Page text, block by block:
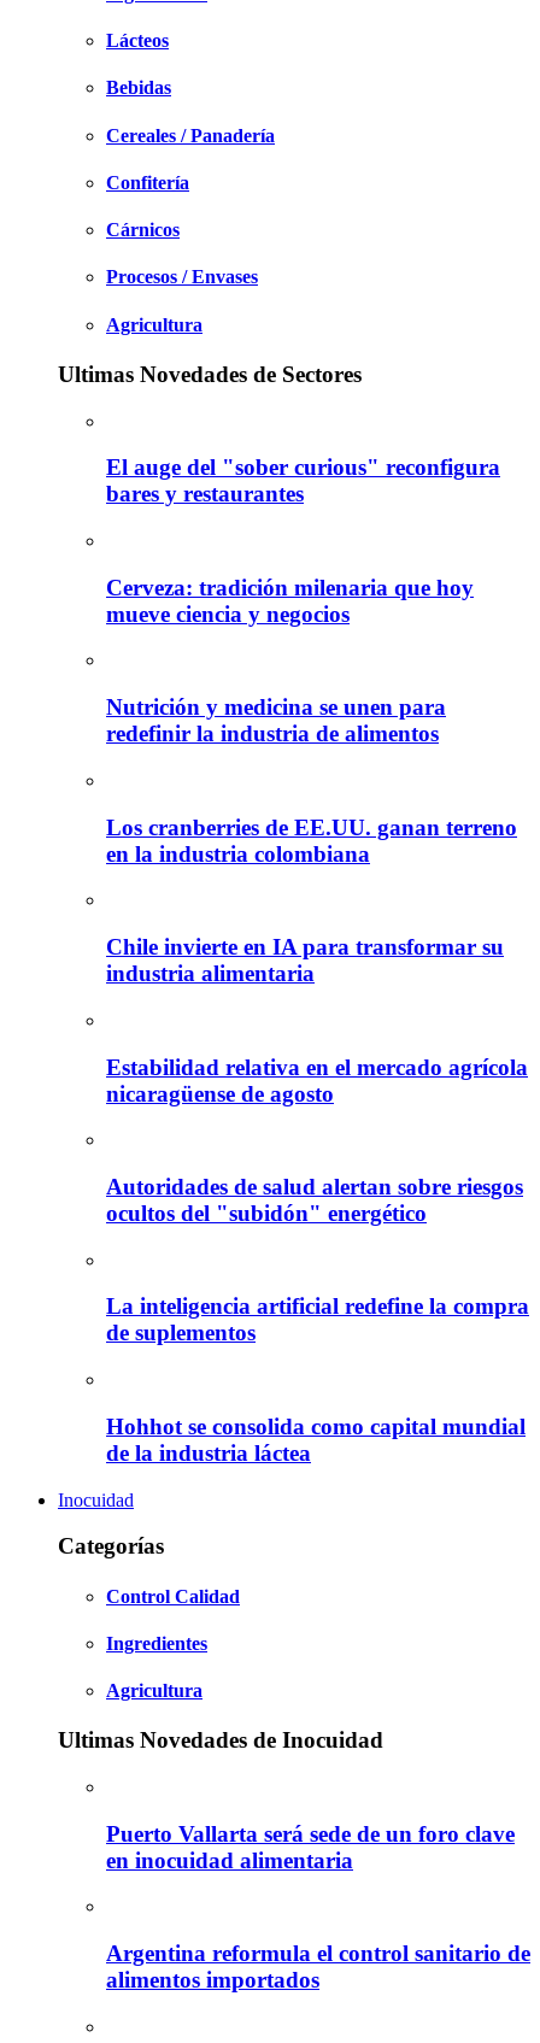
Lácteos
Bebidas
Cereales / Panadería
Confitería
Cárnicos
Procesos / Envases
Agricultura
Ultimas Novedades de Sectores
El auge del "sober curious" reconfigura
bares y restaurantes
Cerveza: tradición milenaria que hoy
mueve ciencia y negocios
Nutrición y medicina se unen para
redefinir la industria de alimentos
Los cranberries de EE.UU. ganan terreno
en la industria colombiana
Chile invierte en IA para transformar su
industria alimentaria
Estabilidad relativa en el mercado agrícola
nicaragüense de agosto
Autoridades de salud alertan sobre riesgos
ocultos del "subidón" energético
La inteligencia artificial redefine la compra
de suplementos
Hohhot se consolida como capital mundial
de la industria láctea
Inocuidad
Categorías
Control Calidad
Ingredientes
Agricultura
Ultimas Novedades de Inocuidad
Puerto Vallarta será sede de un foro clave
en inocuidad alimentaria
Argentina reformula el control sanitario de
alimentos importados